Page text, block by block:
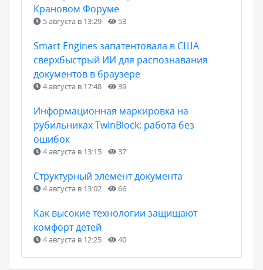
Крановом Форуме
5 августа в 13:29 53
Smart Engines запатентовала в США
сверхбыстрый ИИ для распознавания
документов в браузере
4 августа в 17:48 39
Информационная маркировка на
рубильниках TwinBlock: работа без
ошибок
4 августа в 13:15 37
Структурный элемент документа
4 августа в 13:02 66
Как высокие технологии защищают
комфорт детей
4 августа в 12:25 40